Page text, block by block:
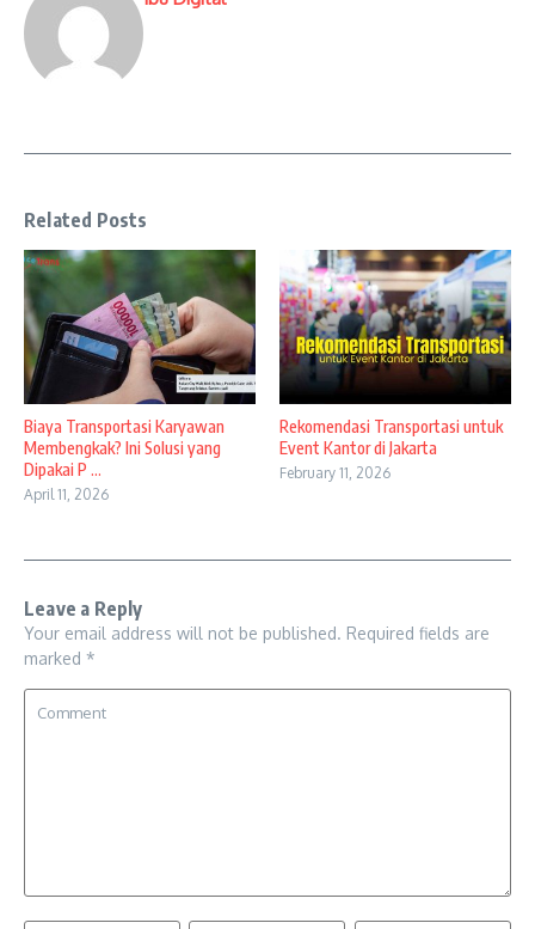
Related Posts
Biaya Transportasi Karyawan
Membengkak? Ini Solusi yang
Dipakai P ...
April 11, 2026
Rekomendasi Transportasi untuk
Event Kantor di Jakarta
February 11, 2026
Leave a Reply
Your email address will not be published. Required fields are
marked *